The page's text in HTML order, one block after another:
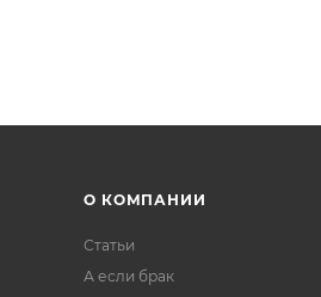
О КОМПАНИИ
Статьи
А если брак